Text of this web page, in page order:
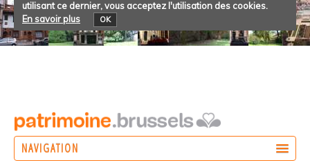
utilisant ce dernier, vous acceptez l'utilisation des cookies.
En savoir plus
OK
NAVIGATION